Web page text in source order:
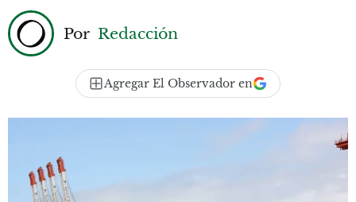
Por Redacción
Agregar El Observador en